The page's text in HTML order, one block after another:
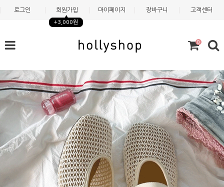
로그인 회원가입
+3,000원
마이페이지 장바구니 고객센터
0